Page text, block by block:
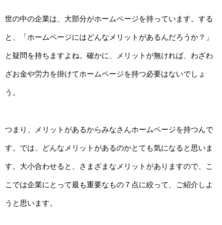
世の中の企業は、大部分がホームページを持っています。する
と、「ホームページにはどんなメリットがあるんだろうか？」
と疑問を持ちますよね。確かに、メリットが無ければ、わざわ
ざお金や労力を掛けてホームページを持つ必要はないでしょ
う。
つまり、メリットがあるからみなさんホームページを持つんで
す。では、どんなメリットがあるのかとても気になると思いま
す。大小合わせると、さまざまなメリットがありますので、こ
こでは企業にとって最も重要なもの７点に絞って、ご紹介しよ
うと思います。